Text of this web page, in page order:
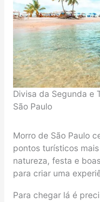
Divisa da Segunda e
São Paulo
Morro de São Paulo
pontos turísticos
natureza, festa e
para criar uma
Para chegar lá é